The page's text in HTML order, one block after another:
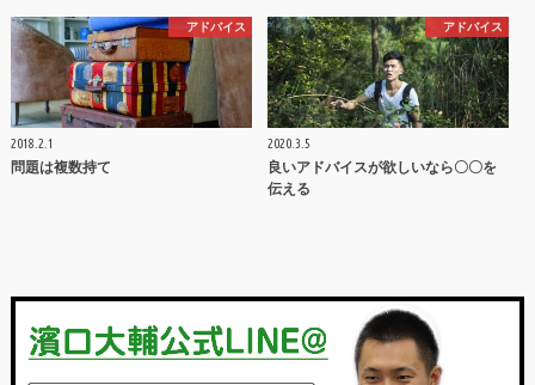
アドバイス
2018.2.1
問題は複数持て
アドバイス
2020.3.5
良いアドバイスが欲しいなら〇〇を
伝える